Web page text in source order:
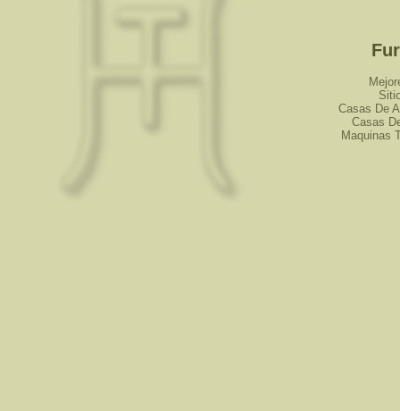
Casas De
Casas
Maquinas